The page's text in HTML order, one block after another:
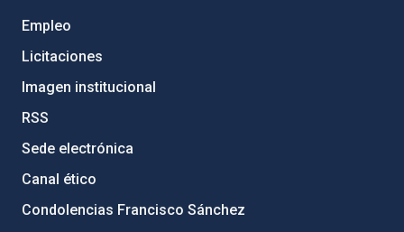
Empleo
Licitaciones
Imagen institucional
RSS
Sede electrónica
Canal ético
Condolencias Francisco Sánchez